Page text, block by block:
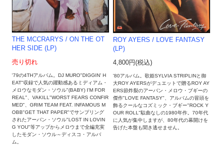
THE MCCRARYS ‎/ ON THE OT
HER SIDE (LP)
売り切れ
'79の4THアルバム。DJ MURO"DIGGIN' H
EAT"収録で人気の躍動感あるミディアム・
メロウなモダン・ソウル"(BABY) I'M FOR
REAL"、VAKILL"WORST FEARS CONFIR
MED"、GRIM TEAM FEAT. INFAMOUS M
OBB"GET THAT PAPER"でサンプリング
されたアーバン・ソウル"LOST IN LOVIN
G YOU"等アップからメロウまで全編充実
したモダン・ソウル～ディスコ・アルバ
ム。
ROY AYERS / LOVE FANTASY
(LP)
4,800円(税込)
'80アルバム。歌姫SYLVIA STRIPLINと御
大ROY AYERSがデュエットで贈るROY AY
ERS節炸裂のアーバン・メロウ・ブギーの
傑作"LOVE FANTASY"、アルバムの冒頭を
飾るクールなコズミック・ブギー"ROCK Y
OUR ROLL"駄曲なしの1980年作。70年代
に人気が集中しますが、80年代の幕開けを
告げた本盤も聞き逃せません。